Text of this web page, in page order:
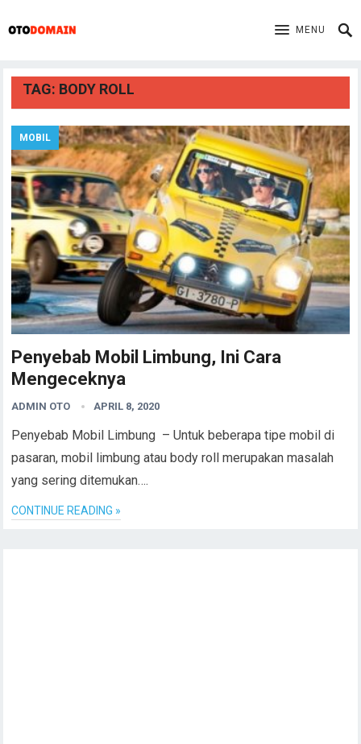
MENU
TAG: BODY ROLL
MOBIL
Penyebab Mobil Limbung, Ini Cara
Mengeceknya
ADMIN OTO APRIL 8, 2020
Penyebab Mobil Limbung – Untuk beberapa tipe mobil di
pasaran, mobil limbung atau body roll merupakan masalah
yang sering ditemukan….
CONTINUE READING »